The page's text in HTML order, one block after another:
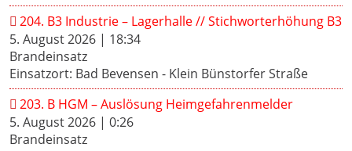
204. B3 Industrie – Lagerhalle // Stichworterhöhung B3
5. August 2026 | 18:34
Brandeinsatz
Einsatzort: Bad Bevensen - Klein Bünstorfer Straße
203. B HGM – Auslösung Heimgefahrenmelder
5. August 2026 | 0:26
Brandeinsatz